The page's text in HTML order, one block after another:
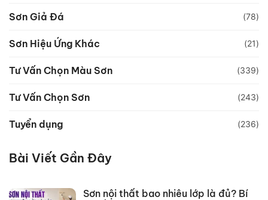
Sơn Giả Đá (78)
Sơn Hiệu Ứng Khác (21)
Tư Vấn Chọn Màu Sơn (339)
Tư Vấn Chọn Sơn (243)
Tuyển dụng (236)
Bài Viết Gần Đây
Sơn nội thất bao nhiêu lớp là đủ? Bí